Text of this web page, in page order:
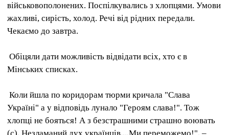
військовополонених. Поспілкувались з хлопцями. Умови
жахливі, сирість, холод. Речі від рідних передали.
Чекаємо до завтра.
Обіцяли дати можливість відвідати всіх, хто є в
Мінських списках.
Коли йшла по коридорам тюрми кричала "Слава
Україні" а у відповідь лунало "Героям слава!". Тож
хлопці не бояться! А з безстрашними страшно воювать